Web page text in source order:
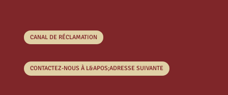
CANAL DE RÉCLAMATION
CONTACTEZ-NOUS À L&APOS;ADRESSE SUIVANTE